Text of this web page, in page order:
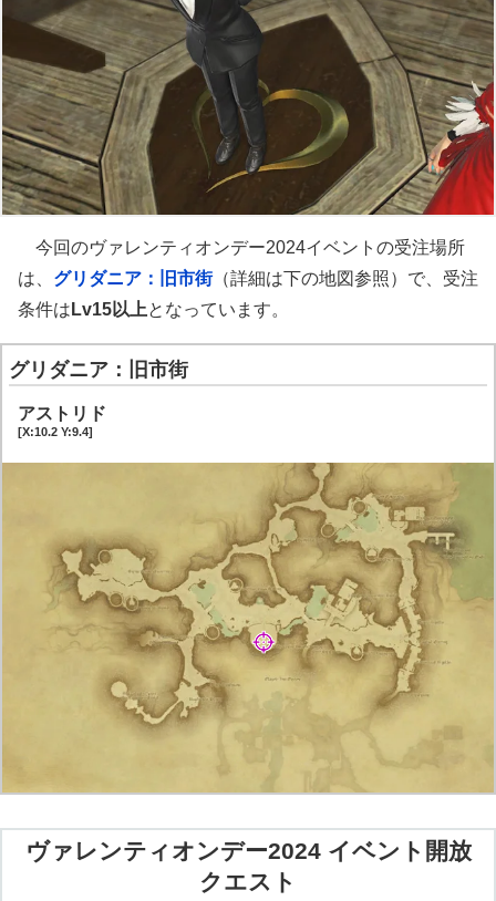
今回のヴァレンティオンデー2024イベントの受注場所
は、 グリダニア：旧市街（詳細は下の地図参照）で、受注
条件は Lv15以上となっています。
グリダニア：旧市街
アストリド
[X:10.2 Y:9.4]
ヴァレンティオンデー2024 イベント開放
クエスト